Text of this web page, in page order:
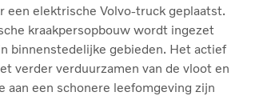
elektrische Volvo-truck geplaatst.
kraakpersopbouw wordt ingezet
binnenstedelijke gebieden. Het actief
verder verduurzamen van de vloot en
aan een schonere leefomgeving zijn